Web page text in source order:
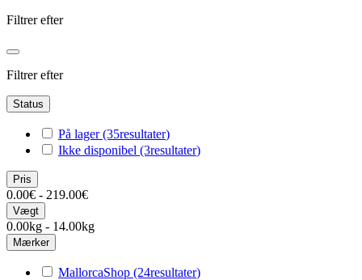
Filtrer efter
Filtrer efter
Status
På lager(35resultater)
Ikke disponibel (3resultater)
Pris
0.00€ - 219.00€
Vægt
0.00kg - 14.00kg
Mærker
MallorcaShop (24resultater)